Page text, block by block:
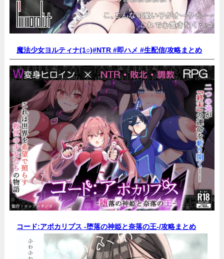
魔法少女ヨルティナ(1○)#NTR #即ハメ #生配信/攻略まとめ
コード:アポカリプス -堕落の神姫と奈落の王-/攻略まとめ